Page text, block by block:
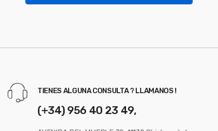
TIENES ALGUNA CONSULTA ? LLAMANOS !
(+34) 956 40 23 49,